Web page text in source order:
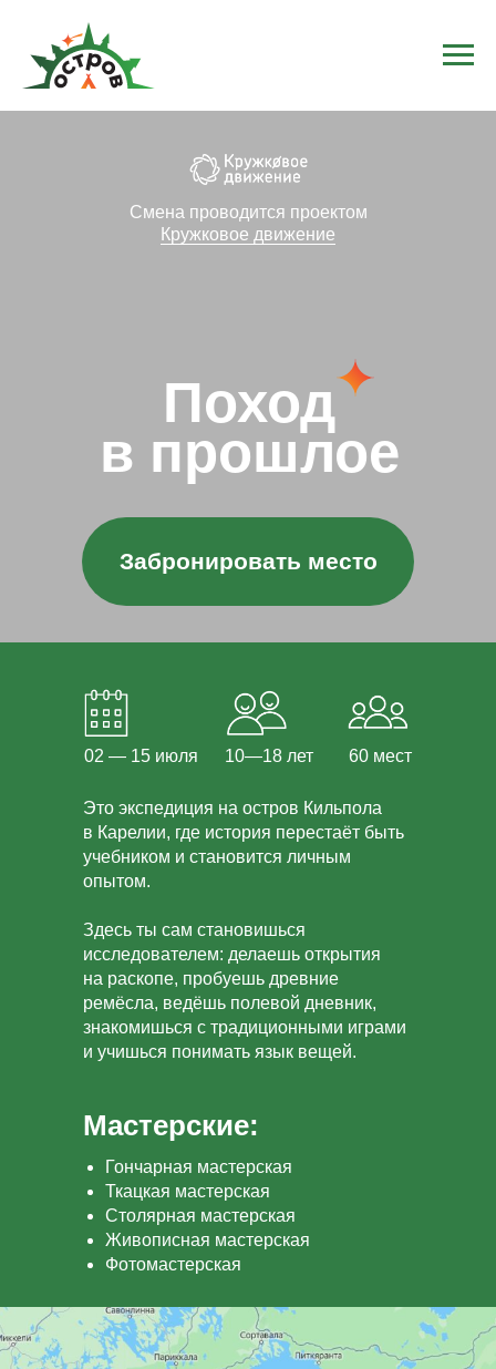
Поход
в прошлое
Смена проводится проектом
Кружковое движение
Забронировать место
60 мест
10—18 лет
02 — 15 июля
Мастерские:
Гончарная мастерская
Ткацкая мастерская
Столярная мастерская
Живописная мастерская
Фотомастерская
Это экспедиция на остров Кильпола
в Карелии, где история перестаёт быть
учебником и становится личным
опытом.
Здесь ты сам становишься
исследователем: делаешь открытия
на раскопе, пробуешь древние
ремёсла, ведёшь полевой дневник,
знакомишься с традиционными играми
и учишься понимать язык вещей.